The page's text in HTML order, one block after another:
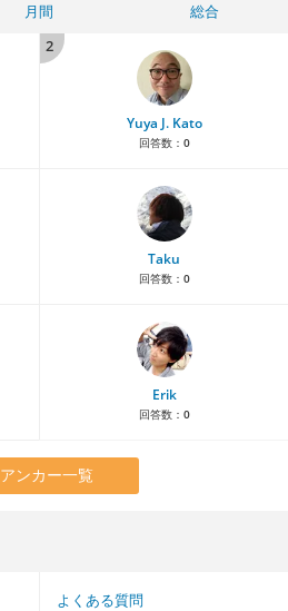
月間
総合
2
Yuya J. Kato
回答数： 0
Taku
回答数： 0
Erik
回答数： 0
アンカー一覧
よくある質問